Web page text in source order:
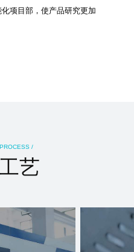
项目部，使产品研究更加
/
艺